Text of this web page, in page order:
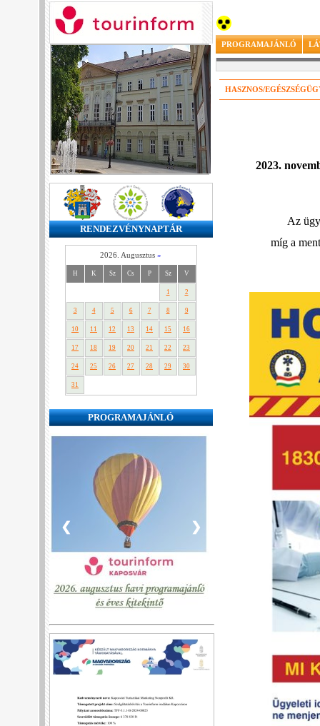
RENDEZVÉNYNAPTÁR
2026. Augusztus »
H K Sz Cs P Sz V
1 2
3 4 5 6 7 8 9
10 11 12 13 14 15 16
17 18 19 20 21 22 23
24 25 26 27 28 29 30
31
PROGRAMAJÁNLÓ
❮ ❯
PROGRAMAJÁNLÓ
HASZNOS/
2023.
Az
míg a